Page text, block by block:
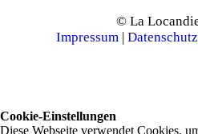
© La
Impressum | Datenschutz
Cookie-Einstellungen
Diese Webseite verwendet Cookies,